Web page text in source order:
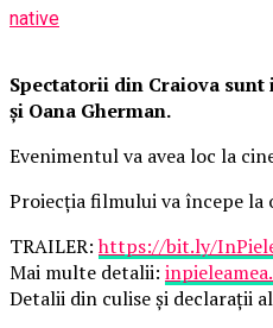
native
Spectatorii din Craiova
și Oana Gherman.
Evenimentul va avea loc la
Proiecția filmului va începe la
TRAILER:https://bit.ly/
Mai multe detalii:
Detalii din culise și declarații